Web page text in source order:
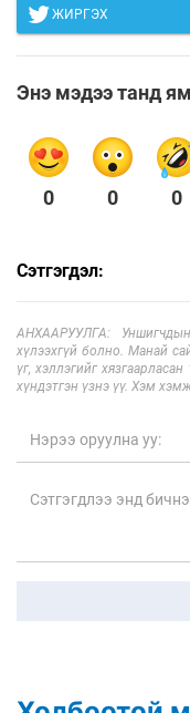
ЖИРГЭХ
Энэ мэдээ танд
0 0 0
Сэтгэгдэл:
АНХААРУУЛГА: Уншигчдын
хүлээхгүй болно. Манай
үг, хэллэгийг
хүндэтгэн үзнэ үү. Хэм